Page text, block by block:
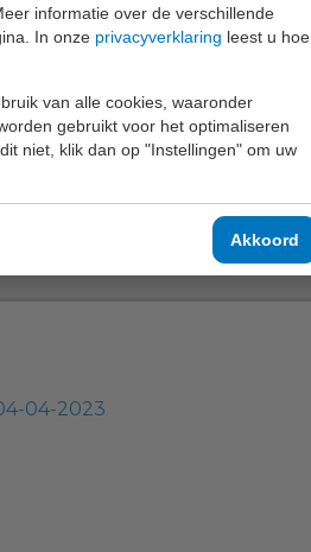
informatie over de verschillende
In onze privacyverklaring leest u hoe
van alle cookies, waaronder
gebruikt voor het optimaliseren
niet, klik dan op "Instellingen" om uw
Akkoord
04-2023